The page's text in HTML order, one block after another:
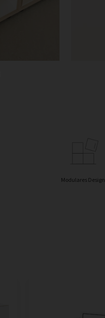
Modulares Design